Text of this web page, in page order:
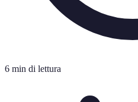
6 min di lettura